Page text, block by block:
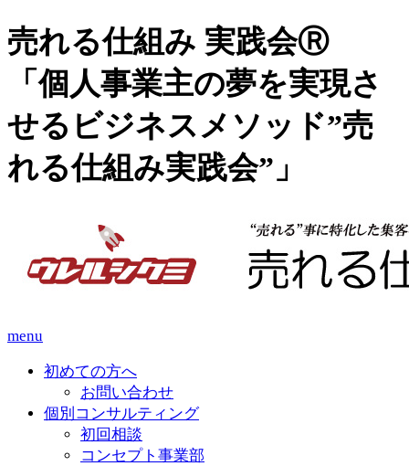
売れる仕組み 実践会Ⓡ
「個人事業主の夢を実現さ
せるビジネスメソッド”売
れる仕組み実践会”」
menu
初めての方へ
お問い合わせ
個別コンサルティング
初回相談
コンセプト事業部